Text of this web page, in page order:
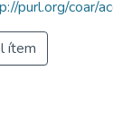
purl.org/coar/
ítem